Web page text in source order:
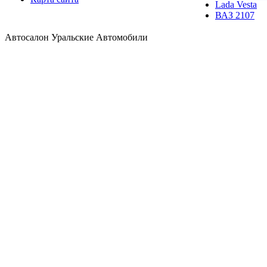
Lada Vesta
ВАЗ 2107
Автосалон Уральские Автомобили